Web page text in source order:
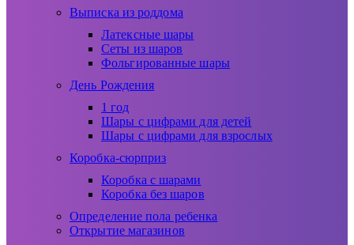
Выписка из роддома
Латексные шары
Сеты из шаров
Фольгированные шары
День Рождения
1 год
Шары с цифрами для детей
Шары с цифрами для взрослых
Коробка-сюрприз
Коробка с шарами
Коробка без шаров
Определение пола ребенка
Открытие магазинов